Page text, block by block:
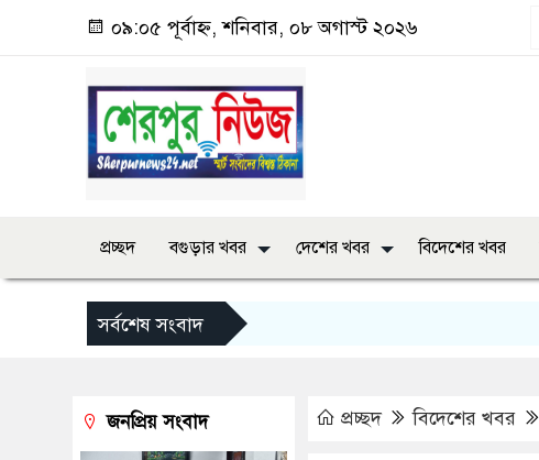
০৯:০৫ পূর্বাহ্ন, শনিবার, ০৮ অগাস্ট ২০২৬
প্রচ্ছদ বগুড়ার খবর দেশের খবর বিদেশের খবর
সর্বশেষ সংবাদ
প্রচ্ছদ বিদেশের খবর
জনপ্রিয় সংবাদ